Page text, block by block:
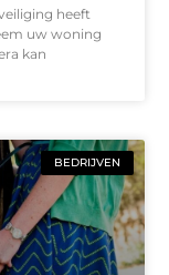
heeft
uw woning
kan
BEDRIJVEN